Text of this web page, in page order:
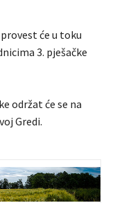
će u toku
3. pješačke
održat će se na
Gredi.